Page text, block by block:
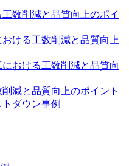
数削減と品質向上のポイ
ける工数削減と品質向上
おける工数削減と品質向
減と品質向上のポイント
ダウン事例